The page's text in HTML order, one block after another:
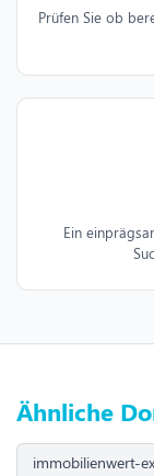
Prüfen Sie ob
Ein
Ähnliche
immobilienwert-